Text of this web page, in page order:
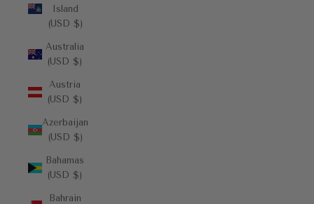
Island
(USD $)
Australia
(USD $)
Austria
(USD $)
Azerbaijan
(USD $)
Bahamas
(USD $)
Bahrain